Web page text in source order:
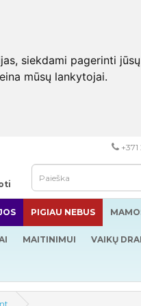
siekdami pagerinti
mūsų lankytojai.
PIGIAU NEBUS
MAITINIMUI VAIKŲ